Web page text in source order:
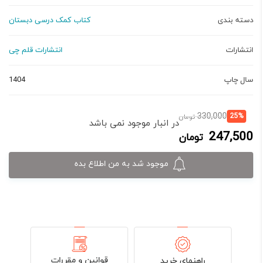
دسته بندی کتاب کمک درسی دبستان
انتشارات انتشارات قلم چی
سال چاپ 1404
25%
330,000 تومانقیمت
اصلی:
247,500 تومان
قیمت
فعلی:
247,500 تومان.
در انبار موجود نمی باشد
موجود شد به من اطلاع بده
راهنمای خرید قوانین و مقررات